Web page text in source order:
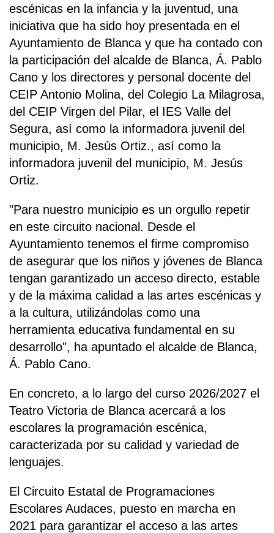
escénicas en la infancia y la juventud, una
iniciativa que ha sido hoy presentada en el
Ayuntamiento de Blanca y que ha contado con
la participación del alcalde de Blanca, Á. Pablo
Cano y los directores y personal docente del
CEIP Antonio Molina, del Colegio La Milagrosa,
del CEIP Virgen del Pilar, el IES Valle del
Segura, así como la informadora juvenil del
municipio, M. Jesús Ortiz., así como la
informadora juvenil del municipio, M. Jesús
Ortiz.
"Para nuestro municipio es un orgullo repetir
en este circuito nacional. Desde el
Ayuntamiento tenemos el firme compromiso
de asegurar que los niños y jóvenes de Blanca
tengan garantizado un acceso directo, estable
y de la máxima calidad a las artes escénicas y
a la cultura, utilizándolas como una
herramienta educativa fundamental en su
desarrollo", ha apuntado el alcalde de Blanca,
Á. Pablo Cano.
En concreto, a lo largo del curso 2026/2027 el
Teatro Victoria de Blanca acercará a los
escolares la programación escénica,
caracterizada por su calidad y variedad de
lenguajes.
El Circuito Estatal de Programaciones
Escolares Audaces, puesto en marcha en
2021 para garantizar el acceso a las artes